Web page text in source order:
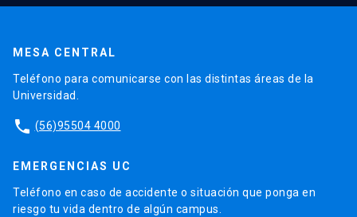
MESA CENTRAL
Teléfono para comunicarse con las distintas áreas de la
Universidad.
phone (56)95504 4000
EMERGENCIAS UC
Teléfono en caso de accidente o situación que ponga en
riesgo tu vida dentro de algún campus.